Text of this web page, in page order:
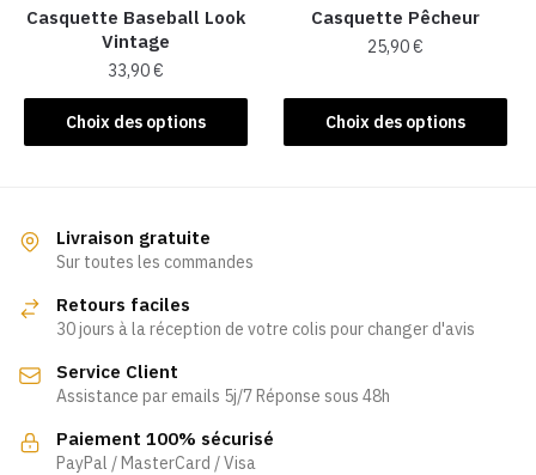
la
page
du
produit
la
page
produit
Casquette Baseball Look
Vintage
33,90€
Choix des options
Ce
produit
variations.
Les
peuvent
choisies
sur
la
page
Casquette Pêcheur
25,90€
Choix des options
produit
a
être
Livraison gratuite
Sur toutes les commandes
Retours faciles
30 jours à la réception de votre colis pour changer d'avis
Service Client
Assistance par emails 5j/7 Réponse sous 48h
Paiement 100% sécurisé
PayPal / MasterCard / Visa